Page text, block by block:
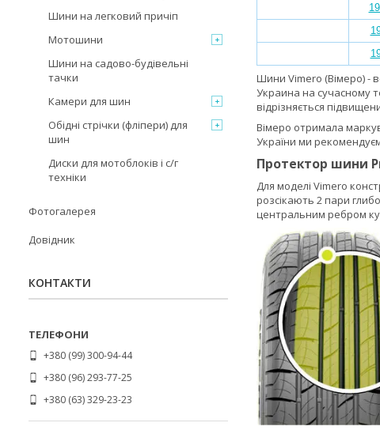
Шини Vimero (Вімеро) -
Украина на сучасному
відрізняється
Вімеро отримала
України ми
Протектор шини
Для моделі Vimero
розсікають 2 пари
центральним ребром
Шини на легковий причіп
Мотошини
Шини на садово-будівельні
тачки
Камери для шин
Обідні стрічки (фліпери) для
шин
Диски для мотоблоків і с/г
техніки
Фотогалерея
Довідник
КОНТАКТИ
+380 (99) 300-94-44
+380 (96) 293-77-25
+380 (63) 329-23-23